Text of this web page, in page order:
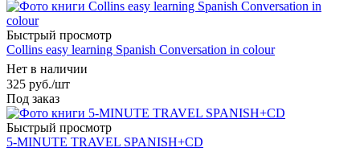
Быстрый просмотр
Collins easy learning Spanish Conversation in colour
Нет в наличии
325 руб./шт
Под заказ
Быстрый просмотр
5-MINUTE TRAVEL SPANISH+CD